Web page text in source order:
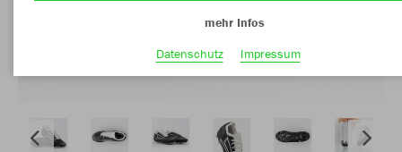
mehr Infos
Datenschutz
Impressum